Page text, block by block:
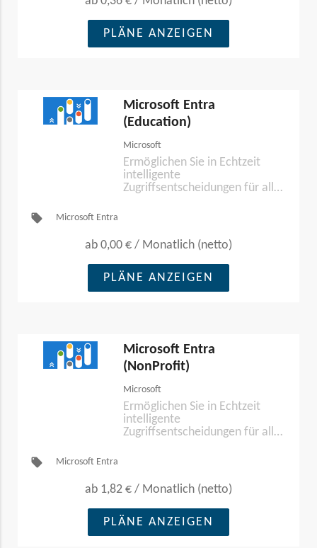
PLÄNE ANZEIGEN
Microsoft Entra
(Education)
Microsoft
Ermöglichen Sie in Echtzeit
intelligente
Zugriffsentscheidungen für alle
local_offer Microsoft Entra
ab 0,00 € / Monatlich (netto)
PLÄNE ANZEIGEN
Microsoft Entra
(NonProfit)
Microsoft
Ermöglichen Sie in Echtzeit
intelligente
Zugriffsentscheidungen für alle
local_offer Microsoft Entra
ab 1,82 € / Monatlich (netto)
PLÄNE ANZEIGEN